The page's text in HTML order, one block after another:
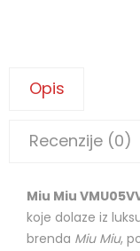
Opis
Recenzije (0)
Miu Miu
koje dolaze iz
brenda Miu Miu,